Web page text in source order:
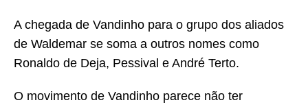
A chegada de Vandinho para o grupo dos aliados
de Waldemar se soma a outros nomes como
Ronaldo de Deja, Pessival e André Terto.
O movimento de Vandinho parece não ter